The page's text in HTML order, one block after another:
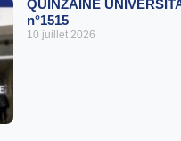
QUINZAINE
n°1515
10 juillet 2026